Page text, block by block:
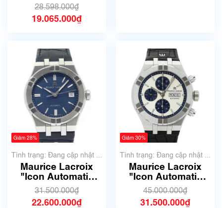
28.598.000₫
19.065.000₫
Giảm 28%
Tình trạng: Đang cập nhật ...
Maurice Lacroix
"Icon Automatic
39mm" AI6007-
SS001-430-1
31.500.000₫
22.600.000₫
Giảm 30%
Tình trạng: Đang cập nhật ...
Maurice Lacroix
"Icon Automatic
Chronograph"
AI6038-SS001-131-
45.000.000₫
31.500.000₫